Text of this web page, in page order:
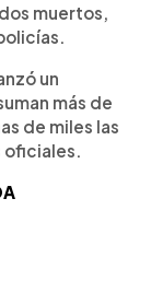
muertos,
un
más de
de miles las
oficiales.